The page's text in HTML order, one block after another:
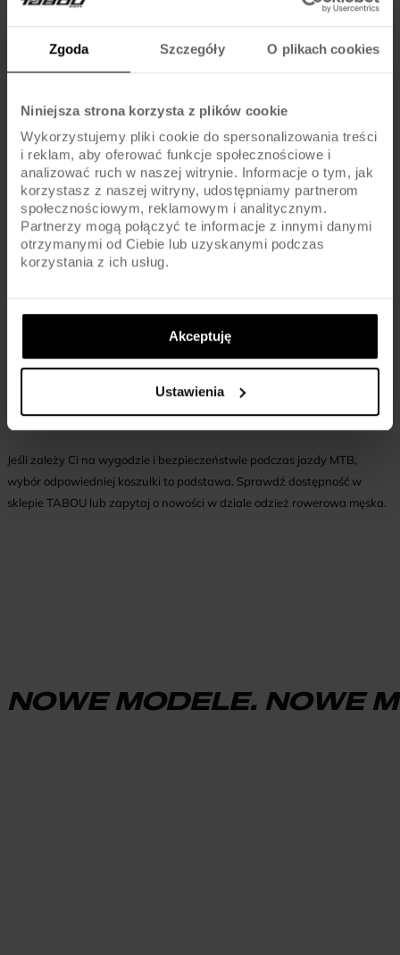
Zgoda Szczegóły O plikach cookies
Niniejsza strona korzysta z plików cookie
Wykorzystujemy pliki cookie do spersonalizowania treści
i reklam, aby oferować funkcje społecznościowe i
analizować ruch w naszej witrynie. Informacje o tym, jak
korzystasz z naszej witryny, udostępniamy partnerom
społecznościowym, reklamowym i analitycznym.
Partnerzy mogą połączyć te informacje z innymi danymi
otrzymanymi od Ciebie lub uzyskanymi podczas
korzystania z ich usług.
Akceptuję
Ustawienia
Najważniejsze są materiał, krój oraz funkcjonalne detale, takie jak
Jak dobrać rozmiar koszulki rowerowej?
Warto zmierzyć obwód klatki piersiowej i długość tułowia, a
następnie porównać z tabelą rozmiarów producenta.
Czy koszulka rowerowa MTB różni się od klasycznej
sportowej?
Tak, koszulki MTB są projektowane z myślą o dynamicznej jeździe i
Gdzie znaleźć informacje o dostępności odzieży
Najlepiej sprawdzać aktualną ofertę na oficjalnej stronie TABOU lub
kontaktować się z obsługą sklepu.
Jeśli zależy Ci na wygodzie i bezpieczeństwie podczas jazdy MTB,
wybór odpowiedniej koszulki to podstawa. Sprawdź dostępność w
sklepie TABOU lub zapytaj o nowości w dziale odzież rowerowa męska.
NOWE MODELE. NOWE